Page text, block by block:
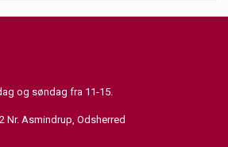
og søndag fra 11-15.
Nr. Asmindrup, Odsherred